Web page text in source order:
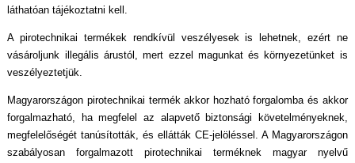
láthatóan tájékoztatni kell.
A pirotechnikai termékek rendkívül veszélyesek is lehetnek, ezért ne
vásároljunk illegális árustól, mert ezzel magunkat és környezetünket is
veszélyeztetjük.
Magyarországon pirotechnikai termék akkor hozható forgalomba és akkor
forgalmazható, ha megfelel az alapvető biztonsági követelményeknek,
megfelelőségét tanúsították, és ellátták CE-jelöléssel. A Magyarországon
szabályosan forgalmazott pirotechnikai terméknek magyar nyelvű